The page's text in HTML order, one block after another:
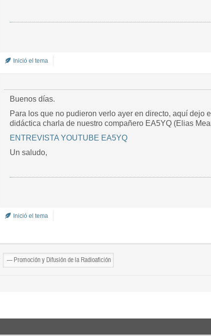
Inició el tema
Buenos días.
Para los que no pudieron verlo ayer en directo, aquí
didáctica charla de nuestro compañero EA5YQ (Elias
ENTREVISTA YOUTUBE EA5YQ
Un saludo,
Inició el tema